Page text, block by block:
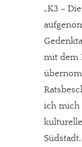
„K3 –
mit dem
ich mich